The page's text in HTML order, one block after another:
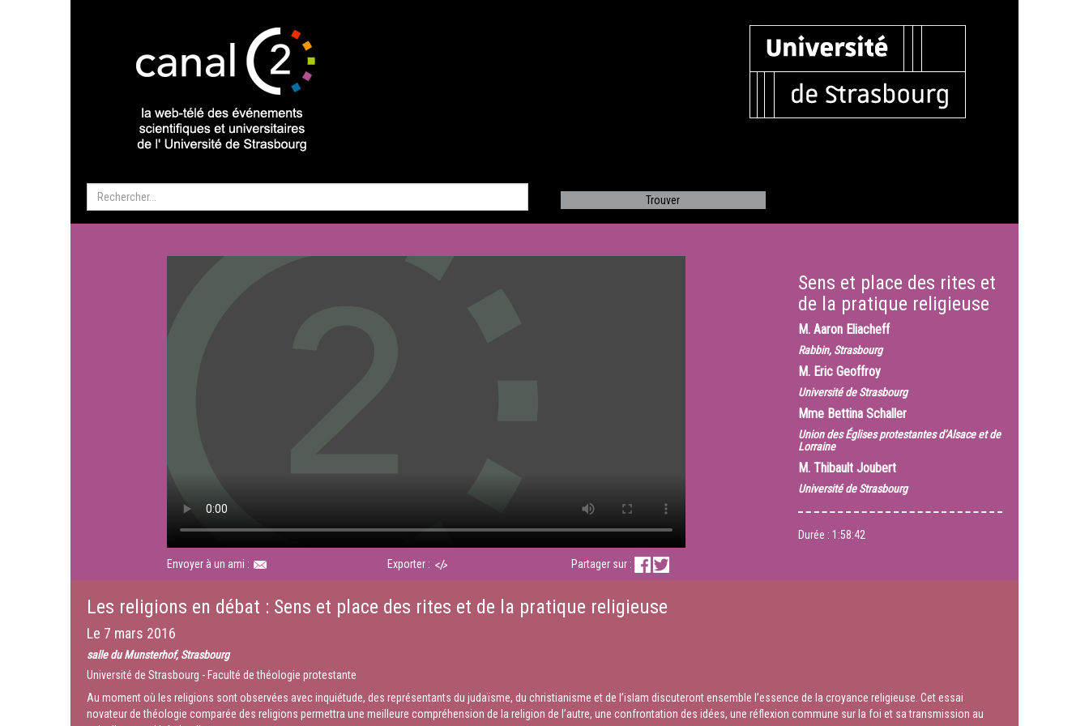
Envoyer à un ami : Exporter : Partager sur :
Sens et place des rites et
de la pratique religieuse
M. Aaron Eliacheff
Rabbin, Strasbourg
M. Eric Geoffroy
Université de Strasbourg
Mme Bettina Schaller
Union des Églises protestantes d’Alsace et de
Lorraine
M. Thibault Joubert
Université de Strasbourg
Durée : 1:58:42
Les religions en débat : Sens et place des rites et de la pratique religieuse
Le 7 mars 2016
salle du Munsterhof, Strasbourg
Université de Strasbourg - Faculté de théologie protestante
Au moment où les religions sont observées avec inquiétude, des représentants du judaïsme, du christianisme et de l’islam discuteront ensemble l’essence de la croyance religieuse. Cet essai
novateur de théologie comparée des religions permettra une meilleure compréhension de la religion de l’autre, une confrontation des idées, une réflexion commune sur la foi et sa transmission au